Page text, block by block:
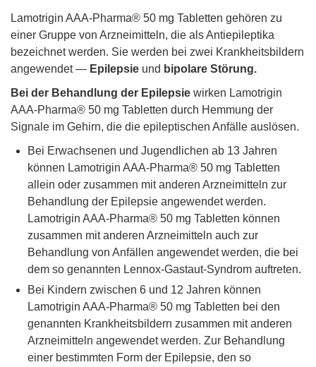
Lamotrigin AAA-Pharma® 50 mg Tabletten gehören zu
einer Gruppe von Arzneimitteln, die als Antiepileptika
bezeichnet werden. Sie werden bei zwei Krankheitsbildern
angewendet — Epilepsie und bipolare Störung.
Bei der Behandlung der Epilepsie wirken Lamotrigin
AAA-Pharma® 50 mg Tabletten durch Hemmung der
Signale im Gehirn, die die epileptischen Anfälle auslösen.
Bei Erwachsenen und Jugendlichen ab 13 Jahren
können Lamotrigin AAA-Pharma® 50 mg Tabletten
allein oder zusammen mit anderen Arzneimitteln zur
Behandlung der Epilepsie angewendet werden.
Lamotrigin AAA-Pharma® 50 mg Tabletten können
zusammen mit anderen Arzneimitteln auch zur
Behandlung von Anfällen angewendet werden, die bei
dem so genannten Lennox-Gastaut-Syndrom auftreten.
Bei Kindern zwischen 6 und 12 Jahren können
Lamotrigin AAA-Pharma® 50 mg Tabletten bei den
genannten Krankheitsbildern zusammen mit anderen
Arzneimitteln angewendet werden. Zur Behandlung
einer bestimmten Form der Epilepsie, den so